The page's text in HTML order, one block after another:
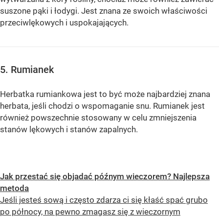
suszone pąki i łodygi. Jest znana ze swoich właściwości
przeciwlękowych i uspokajających.
5. Rumianek
Herbatka rumiankowa jest to być może najbardziej znana
herbata, jeśli chodzi o wspomaganie snu. Rumianek jest
również powszechnie stosowany w celu zmniejszenia
stanów lękowych i stanów zapalnych.
Jak przestać się objadać późnym wieczorem? Najlepsza
metoda
Jeśli jesteś sową i często zdarza ci się kłaść spać grubo
po północy, na pewno zmagasz się z wieczornym